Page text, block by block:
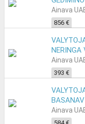
Ainava
856 €
NERINGA
Ainava
393 €
VILNIUJE
Ainava